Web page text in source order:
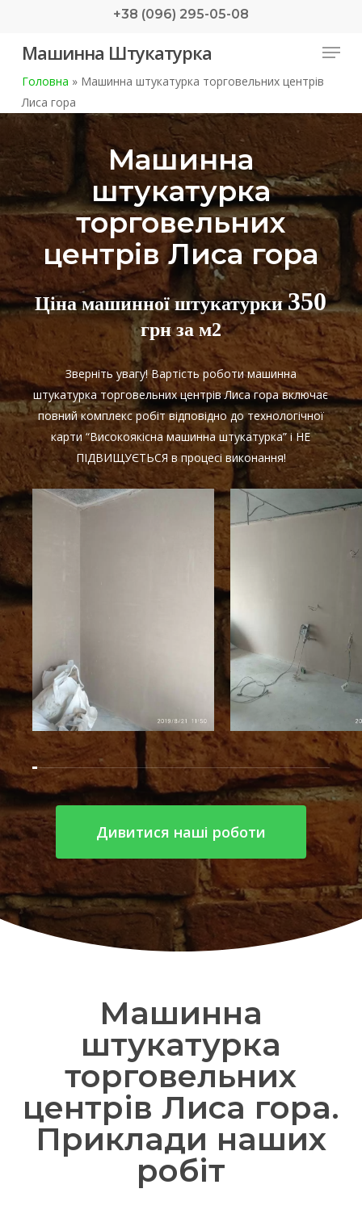
main
+38 (096) 295-05-08
Машинна Штукатурка Menu
Головна »Машинна штукатурка торговельних центрів
Лиса гора
Машинна
штукатурка
торговельних
центрів Лиса гора
Ціна машинної штукатурки350
грн за м2
Зверніть увагу! Вартість роботи машинна
штукатурка торговельних центрів Лиса гора включає
повний комплекс робіт відповідно до технологічної
карти “Високоякісна машинна штукатурка” і НЕ
ПІДВИЩУЄТЬСЯ в процесі виконання!
Дивитися наші роботи
Машинна
штукатурка
торговельних
центрів Лиса гора.
Приклади наших
робіт